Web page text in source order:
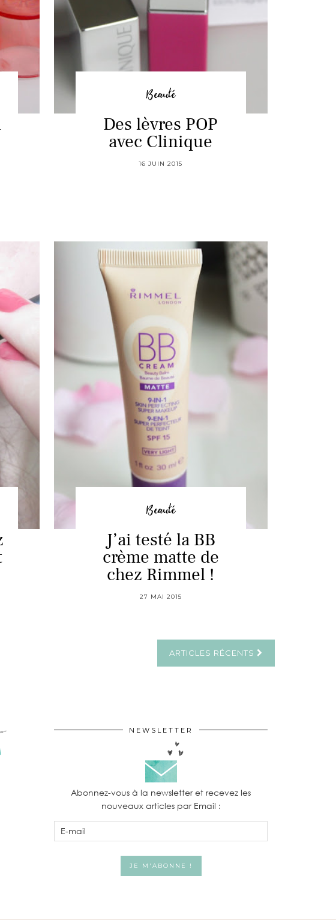
Beauté
Des lèvres POP
avec Clinique
16 JUIN 2015
Beauté
J’ai testé la BB
crème matte de
chez Rimmel !
27 MAI 2015
ARTICLES RÉCENTS
NEWSLETTER
Abonnez-vous à la newsletter et recevez les
nouveaux articles par Email :